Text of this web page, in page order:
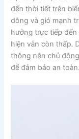
đến thời tiết trên
dông và gió mạnh
hưởng trực tiếp đến
hiện vẫn còn thấp.
thông nên chủ
để đảm bảo an toàn.